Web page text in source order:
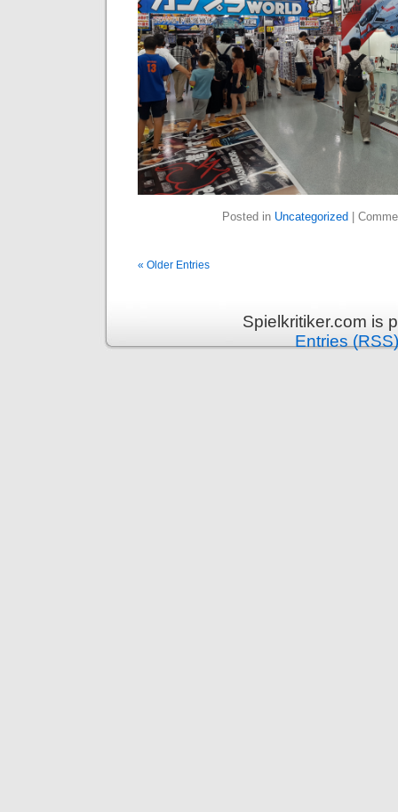
Posted in Uncategorized
« Older Entries
Spielkritiker.com is
Entries (RSS)